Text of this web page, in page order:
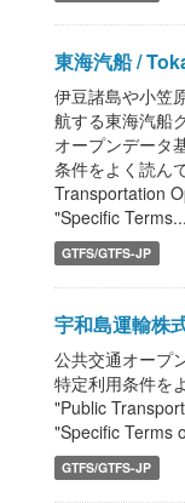
東海汽船 /
伊豆諸島や小笠
航する東海汽船
オープンデータ
条件をよく読ん
Transportation
"Specific Terms...
GTFS/GTFS-JP
宇和島運輸株
公共交通オープ
特定利用条件を
"Public
"Specific Terms
GTFS/GTFS-JP